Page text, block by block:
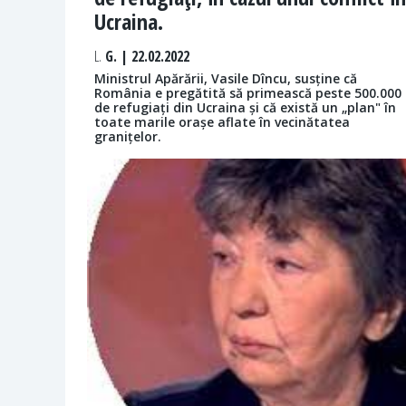
Ucraina.
L. G. | 22.02.2022
Ministrul Apărării, Vasile Dîncu, susține că
România e pregătită să primească peste 500.000
de refugiați din Ucraina și că există un „plan" în
toate marile orașe aflate în vecinătatea
granițelor.